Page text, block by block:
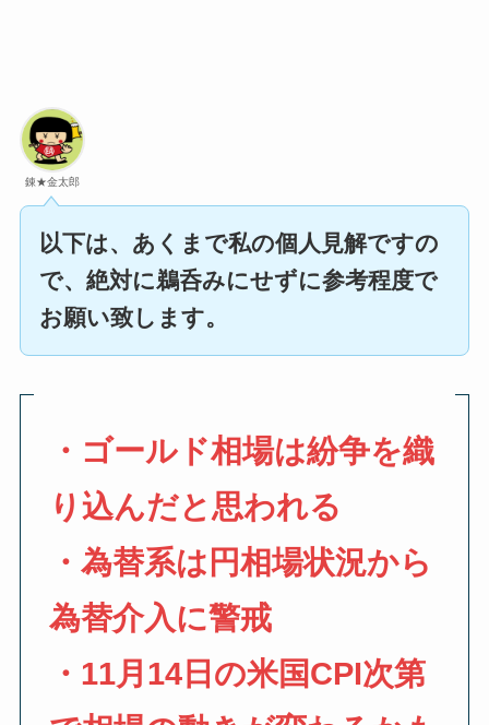
錬★金太郎
以下は、あくまで私の個人見解ですの
で、絶対に鵜呑みにせずに参考程度で
お願い致します。
・ゴールド相場は紛争を織
り込んだと思われる
・為替系は円相場状況から
為替介入に警戒
・11月14日の米国CPI次第